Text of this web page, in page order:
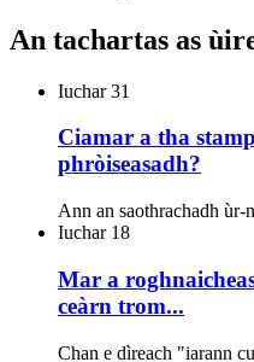
An tachartas as
Iuchar 31
Ciamar a tha
phròiseasadh?
Ann an saothrachadh ùr-
Iuchar 18
Mar a
ceàrn trom...
Chan e dìreach "iarann